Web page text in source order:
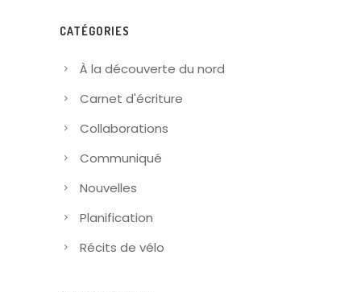
CATÉGORIES
À la découverte du nord
Carnet d'écriture
Collaborations
Communiqué
Nouvelles
Planification
Récits de vélo